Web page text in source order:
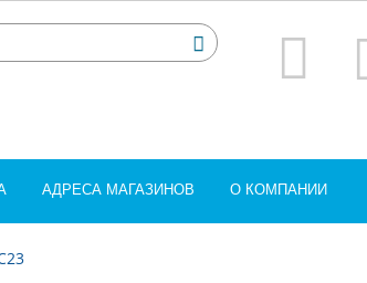
АДРЕСА МАГАЗИНОВ О КОМПАНИИ